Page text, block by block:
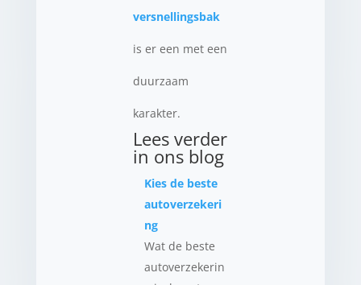
versnellingsbak
is er een met een
duurzaam
karakter.
Lees verder
in ons blog
Kies de beste
autoverzekeri
ng
Wat de beste
autoverzekerin